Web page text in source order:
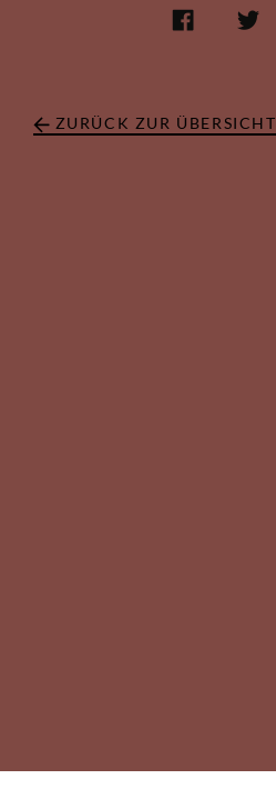
ZURÜCK ZUR ÜBERSICHT